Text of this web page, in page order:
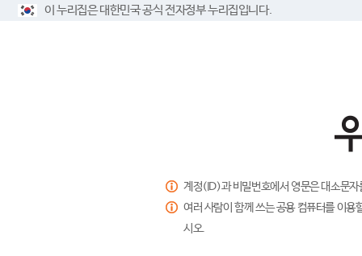
이 누리집은 대한민국 공식 전자정부 누리집입니다.
계정(ID)과 비밀번호에서 영문은 대소문
여러 사람이 함께 쓰는 공용 컴퓨터를 이
시오.